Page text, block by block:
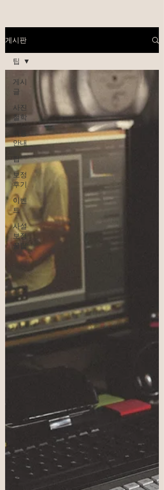
게시판
게시
글
사진
철학
안내
팁
보정
후기
이벤
트
사설
보정
꿀팁
팁